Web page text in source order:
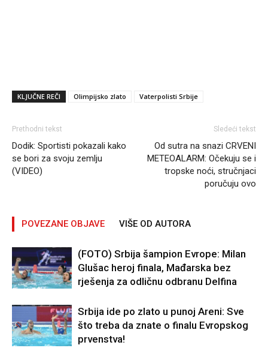
KLJUČNE REČI Olimpijsko zlato Vaterpolisti Srbije
Prethodni tekst
Dodik: Sportisti pokazali kako
se bori za svoju zemlju
(VIDEO)
Sledeći tekst
Od sutra na snazi CRVENI
METEOALARM: Očekuju se i
tropske noći, stručnjaci
poručuju ovo
POVEZANE OBJAVE VIŠE OD AUTORA
(FOTO) Srbija šampion Evrope: Milan
Glušac heroj finala, Mađarska bez
rješenja za odličnu odbranu Delfina
Srbija ide po zlato u punoj Areni: Sve
što treba da znate o finalu Evropskog
prvenstva!